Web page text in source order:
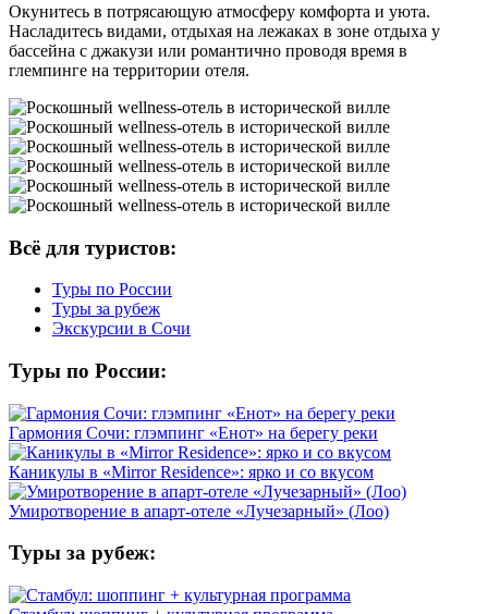
Окунитесь в потрясающую атмосферу комфорта и уюта.
Насладитесь видами, отдыхая на лежаках в зоне отдыха у
бассейна с джакузи или романтично проводя время в
глемпинге на территории отеля.
Всё для туристов:
Туры по России
Туры за рубеж
Экскурсии в Сочи
Туры по России:
Гармония Сочи: глэмпинг «Енот» на берегу реки
Каникулы в «Mirror Residence»: ярко и со вкусом
Умиротворение в апарт-отеле «Лучезарный» (Лоо)
Туры за рубеж: